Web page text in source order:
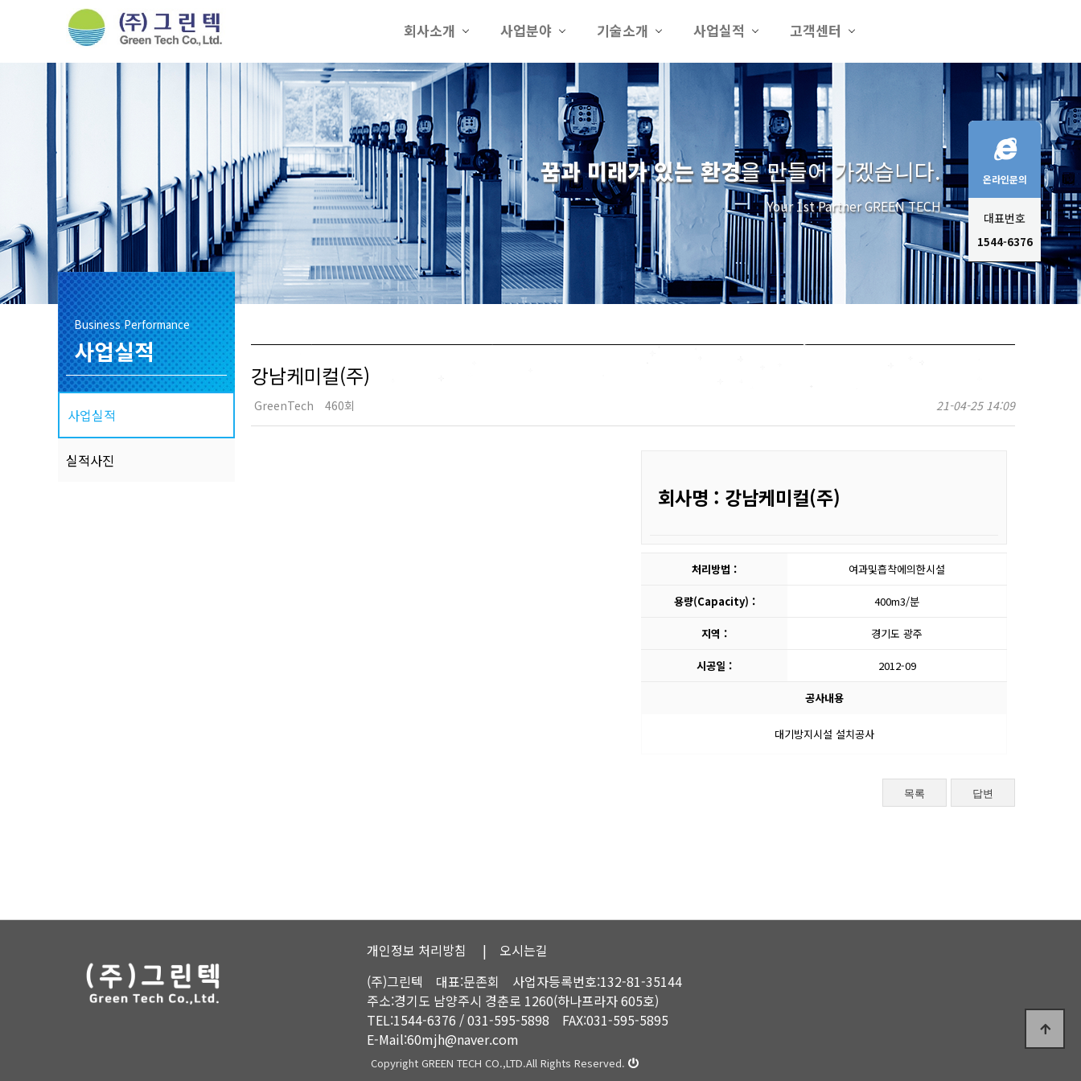
회사소개 사업분야 기술소개 사업실적 고객센터
온라인문의
대표번호
1544-6376
꿈과 미래가 있는 환경을 만들어 가겠습니다.
Your 1st Partner GREEN TECH
Business Performance
사업실적
사업실적
실적사진
강남케미컬(주)
GreenTech 460회 21-04-25 14:09
회사명 : 강남케미컬(주)
처리방법 : 여과및흡착에의한시설
용량(Capacity) : 400m3/분
지역 : 경기도 광주
시공일 : 2012-09
공사내용
대기방지시설 설치공사
목록 답변
개인정보 처리방침
| 오시는길
(주)그린텍 대표:문존회 사업자등록번호:132-81-35144
주소:경기도 남양주시 경춘로 1260(하나프라자 605호)
TEL:1544-6376 / 031-595-5898 FAX:031-595-5895
E-Mail:60mjh@naver.com
Copyright GREEN TECH CO.,LTD.All Rights Reserved.